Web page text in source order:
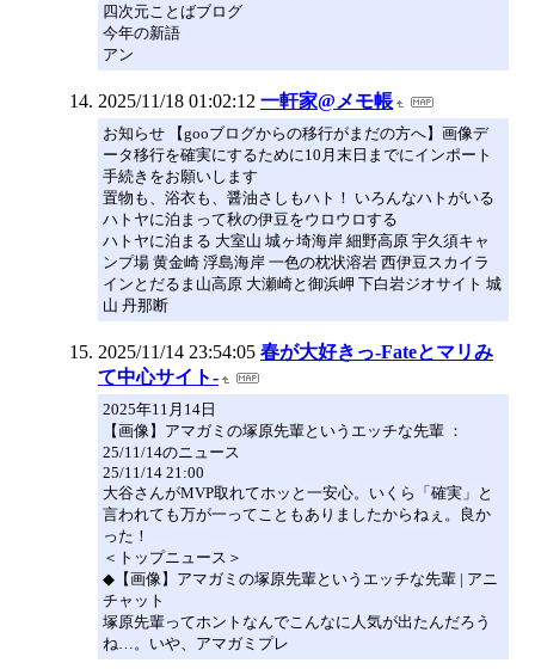
四次元ことばブログ
今年の新語
アン
2025/11/18 01:02:12 一軒家@メモ帳
お知らせ 【gooブログからの移行がまだの方へ】画像デ
ータ移行を確実にするために10月末日までにインポート
手続きをお願いします
置物も、浴衣も、醤油さしもハト！ いろんなハトがいる
ハトヤに泊まって秋の伊豆をウロウロする
ハトヤに泊まる 大室山 城ヶ埼海岸 細野高原 宇久須キャ
ンプ場 黄金崎 浮島海岸 一色の枕状溶岩 西伊豆スカイラ
インとだるま山高原 大瀬崎と御浜岬 下白岩ジオサイト 城
山 丹那断
2025/11/14 23:54:05 春が大好きっ-Fateとマリみ
て中心サイト-
2025年11月14日
【画像】アマガミの塚原先輩というエッチな先輩 ：
25/11/14のニュース
25/11/14 21:00
大谷さんがMVP取れてホッと一安心。いくら「確実」と
言われても万が一ってこともありましたからねぇ。良か
った！
＜トップニュース＞
◆【画像】アマガミの塚原先輩というエッチな先輩 | アニ
チャット
塚原先輩ってホントなんでこんなに人気が出たんだろう
ね…。いや、アマガミプレ